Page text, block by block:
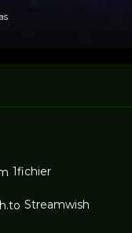
1fichier
Streamwish